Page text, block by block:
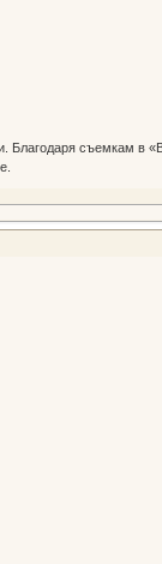
Благодаря съемкам в